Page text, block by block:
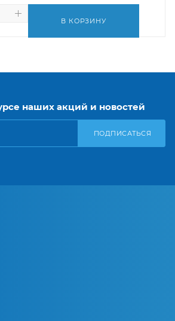
В КОРЗИНУ
наших акций и новостей
ПОДПИСАТЬСЯ